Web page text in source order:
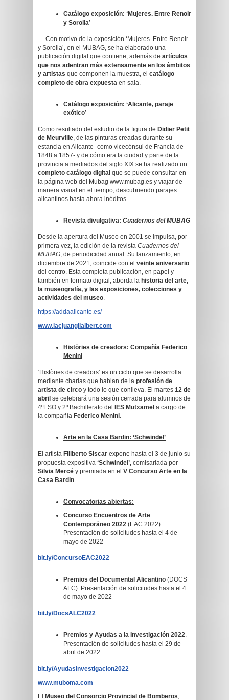
Catálogo exposición: ‘Mujeres. Entre Renoir
y Sorolla’
Con motivo de la exposición ‘Mujeres. Entre Renoir
y Sorolla’, en el MUBAG, se ha elaborado una
publicación digital que contiene, además de artículos
que nos adentran más extensamente en los ámbitos
y artistas que componen la muestra, el catálogo
completo de obra expuesta en sala.
Catálogo exposición: ‘Alicante, paraje
exótico’
Como resultado del estudio de la figura de Didier Petit
de Meurville, de las pinturas creadas durante su
estancia en Alicante -como vicecónsul de Francia de
1848 a 1857- y de cómo era la ciudad y parte de la
provincia a mediados del siglo XIX se ha realizado un
completo catálogo digital que se puede consultar en
la página web del Mubag www.mubag.es y viajar de
manera visual en el tiempo, descubriendo parajes
alicantinos hasta ahora inéditos.
Revista divulgativa: Cuadernos del MUBAG
Desde la apertura del Museo en 2001 se impulsa, por
primera vez, la edición de la revista Cuadernos del
MUBAG, de periodicidad anual. Su lanzamiento, en
diciembre de 2021, coincide con el veinte aniversario
del centro. Esta completa publicación, en papel y
también en formato digital, aborda la historia del arte,
la museografía, y las exposiciones, colecciones y
actividades del museo.
https://addaalicante.es/
www.iacjuangilalbert.com
Històries de creadors: Compañía Federico
Menini
‘Històries de creadors’ es un ciclo que se desarrolla
mediante charlas que hablan de la profesión de
artista de circo y todo lo que conlleva. El martes 12 de
abril se celebrará una sesión cerrada para alumnos de
4ºESO y 2º Bachillerato del
IES Mutxamel a cargo de
la compañía Federico Menini.
Arte en la Casa Bardin: ‘Schwindel’
El artista Filiberto Siscar expone hasta el 3 de junio su
propuesta expositiva ‘Schwindel’, comisariada por
Silvia Mercé y premiada en el V Concurso Arte en la
Casa Bardin.
Convocatorias abiertas:
Concurso Encuentros de Arte
Contemporáneo 2022 (EAC 2022).
Presentación de solicitudes hasta el 4 de
mayo de 2022
bit.ly/ConcursoEAC2022
Premios del Documental Alicantino (DOCS
ALC). Presentación de solicitudes hasta el 4
de mayo de 2022
bit.ly/DocsALC2022
Premios y Ayudas a la Investigación 2022.
Presentación de solicitudes hasta el 29 de
abril de 2022
bit.ly/AyudasInvestigacion2022
www.muboma.com
El Museo del Consorcio Provincial de Bomberos,